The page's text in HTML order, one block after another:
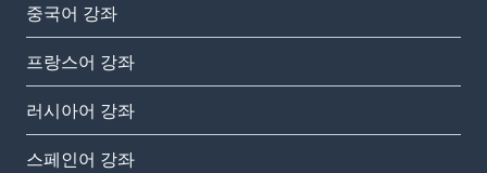
중국어 강좌
프랑스어 강좌
러시아어 강좌
스페인어 강좌